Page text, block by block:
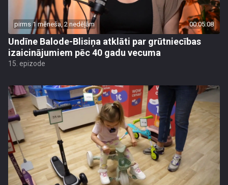
pirms 1 mēneša, 2 nedēļām 00:05:08
Undīne Balode-Blisiņa atklāti par grūtniecības
izaicinājumiem pēc 40 gadu vecuma
15. epizode